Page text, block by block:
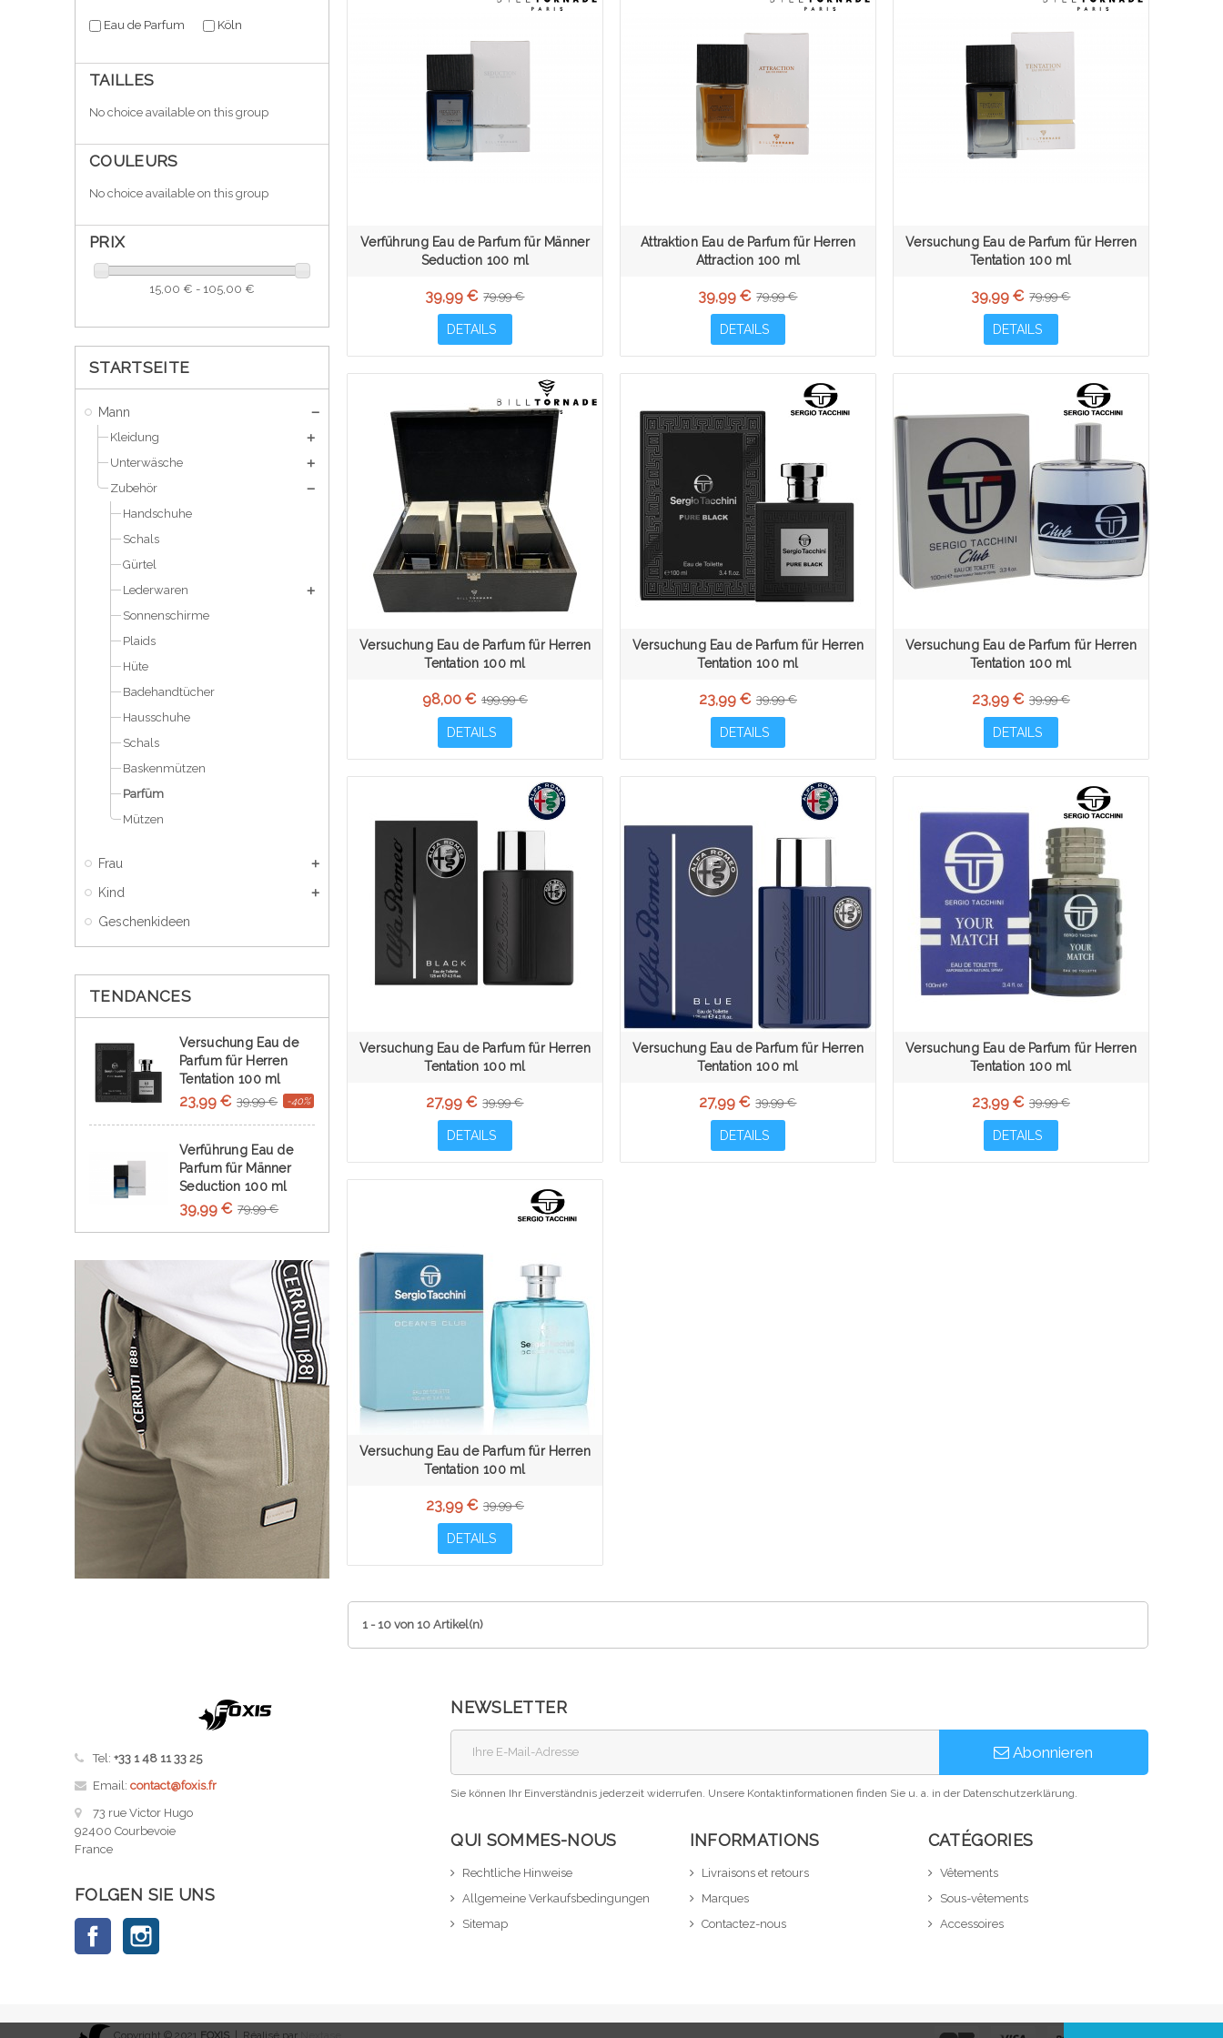
Eau de Parfum Köln
TAILLES
No choice available on this group
COULEURS
No choice available on this group
PRIX
15,00 € - 105,00 €
STARTSEITE
Mann
Kleidung
Unterwäsche
Zubehör
Handschuhe
Schals
Gürtel
Lederwaren
Sonnenschirme
Plaids
Hüte
Badehandtücher
Hausschuhe
Schals
Baskenmützen
Parfüm
Mützen
Frau
Kind
Geschenkideen
TENDANCES
Versuchung Eau de
Parfum für Herren
Tentation 100 ml
23,99 € 39,99 € -40%
Verführung Eau de
Parfum für Männer
Seduction 100 ml
39,99 € 79,99 €
Verführung Eau de Parfum für Männer
Seduction 100 ml
39,99 € 79,99 €
DETAILS
Attraktion Eau de Parfum für Herren
Attraction 100 ml
39,99 € 79,99 €
DETAILS
Versuchung Eau de Parfum für Herren
Tentation 100 ml
39,99 € 79,99 €
DETAILS
Versuchung Eau de Parfum für Herren
Tentation 100 ml
98,00 € 199,99 €
DETAILS
Versuchung Eau de Parfum für Herren
Tentation 100 ml
23,99 € 39,99 €
DETAILS
Versuchung Eau de Parfum für Herren
Tentation 100 ml
23,99 € 39,99 €
DETAILS
Versuchung Eau de Parfum für Herren
Tentation 100 ml
27,99 € 39,99 €
DETAILS
Versuchung Eau de Parfum für Herren
Tentation 100 ml
27,99 € 39,99 €
DETAILS
Versuchung Eau de Parfum für Herren
Tentation 100 ml
23,99 € 39,99 €
DETAILS
Versuchung Eau de Parfum für Herren
Tentation 100 ml
23,99 € 39,99 €
DETAILS
1 - 10 von 10 Artikel(n)
Tel: +33 1 48 11 33 25
Email: contact@foxis.fr
73 rue Victor Hugo
92400 Courbevoie
France
FOLGEN SIE UNS
Facebook
NEWSLETTER
Abonnieren
Sie können Ihr Einverständnis jederzeit widerrufen. Unsere Kontaktinformationen finden Sie u. a. in der Datenschutzerklärung.
QUI SOMMES-NOUS
Rechtliche Hinweise
Allgemeine Verkaufsbedingungen
Sitemap
INFORMATIONS
Livraisons et retours
Marques
Contactez-nous
CATÉGORIES
Vêtements
Sous-vêtements
Accessoires
Copyright © 2021 FOXIS | Réalisé par